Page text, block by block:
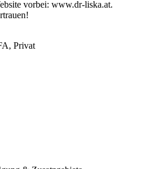
Website vorbei: www.dr-liska.at.
, Privat